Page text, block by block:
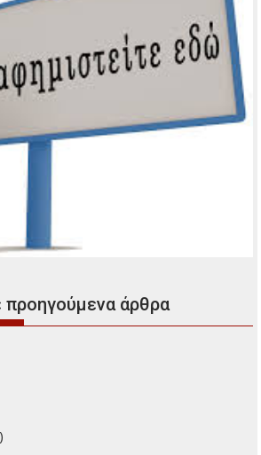
το κοινό στη Φιλοθέη
από τη γέννηση του Νίκου
δυνατότητα χορήγησης επιδόματος